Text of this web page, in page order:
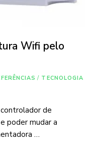
Wifi pelo
/ TECNOLOGIA
de
poder mudar a
…